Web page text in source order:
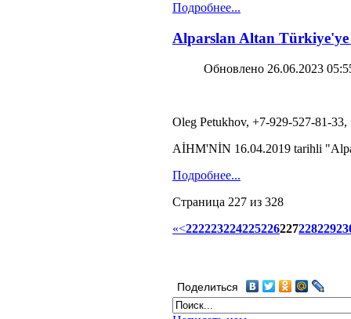
Подробнее...
Alparslan Altan Türkiye'ye
Обновлено 26.06.2023
Oleg Petukhov, +7-929-527-81-
AİHM'NİN 16.04.2019 tarihli
Подробнее...
Страница 227 из 328
«<222223224225226227228229
Поделиться